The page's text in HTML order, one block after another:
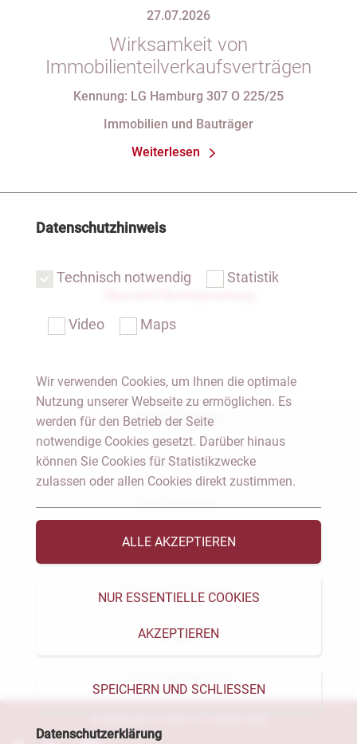
27.07.2026
Wirksamkeit von
Immobilienteilverkaufsverträgen
Kennung: LG Hamburg 307 O 225/25
Immobilien und Bauträger
Weiterlesen
Notar Dresden
Fachgebiete
Das Notariat
Vorträge & Veröffentlichungen
Videos & Podcast
Aktuelles
Datenschutzhinweis
Technisch notwendig Statistik
Video Maps
Wir verwenden Cookies, um Ihnen die optimale
Nutzung unserer Webseite zu ermöglichen. Es
werden für den Betrieb der Seite
notwendige Cookies gesetzt. Darüber hinaus
können Sie Cookies für Statistikzwecke
zulassen oder allen Cookies direkt zustimmen.
ALLE AKZEPTIEREN
NUR ESSENTIELLE COOKIES
AKZEPTIEREN
SPEICHERN UND SCHLIESSEN
Datenschutzerklärung